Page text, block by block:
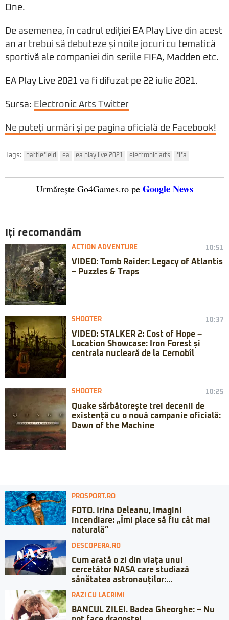
One.
De asemenea, în cadrul ediției EA Play Live din acest
an ar trebui să debuteze și noile jocuri cu tematică
sportivă ale companiei din seriile FIFA, Madden etc.
EA Play Live 2021 va fi difuzat pe 22 iulie 2021.
Sursa: Electronic Arts Twitter
Ne puteți urmări și pe pagina oficială de Facebook!
Tags: battlefield ea ea play live 2021 electronic arts fifa
Urmărește Go4Games.ro pe Google News
Iți recomandăm
ACTION ADVENTURE 10:51
VIDEO: Tomb Raider: Legacy of Atlantis
– Puzzles & Traps
SHOOTER 10:37
VIDEO: STALKER 2: Cost of Hope –
Location Showcase: Iron Forest și
centrala nucleară de la Cernobîl
SHOOTER 10:25
Quake sărbătorește trei decenii de
existență cu o nouă campanie oficială:
Dawn of the Machine
PROSPORT.RO
FOTO. Irina Deleanu, imagini
incendiare: „Îmi place să fiu cât mai
naturală”
DESCOPERA.RO
Cum arată o zi din viața unui
cercetător NASA care studiază
sănătatea astronauților:...
RAZI CU LACRIMI
BANCUL ZILEI. Badea Gheorghe: – Nu